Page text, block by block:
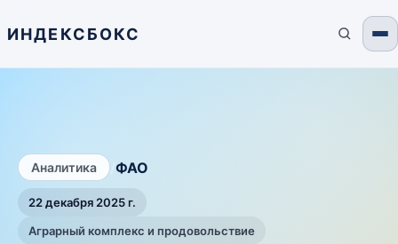
ИНДЕКСБОКС
Аналитика ФАО
22 декабря 2025 г.
Аграрный комплекс и продовольствие